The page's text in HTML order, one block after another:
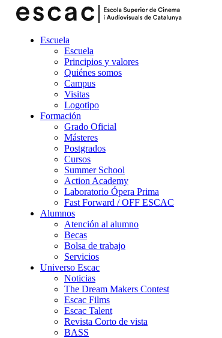
Escuela
Escuela
Principios y valores
Quiénes somos
Campus
Visitas
Logotipo
Formación
Grado Oficial
Másteres
Postgrados
Cursos
Summer School
Action Academy
Laboratorio Ópera Prima
Fast Forward / OFF ESCAC
Alumnos
Atención al alumno
Becas
Bolsa de trabajo
Servicios
Universo Escac
Noticias
The Dream Makers Contest
Escac Films
Escac Talent
Revista Corto de vista
BASS